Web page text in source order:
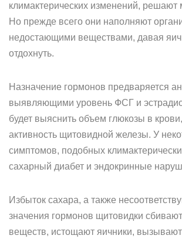
климактерических изменений, решают
Но прежде всего они наполняют
недостающими веществами, давая
отдохнуть.
Назначение гормонов предваряется
выявляющими уровень ФСГ и
будет выяснить объем глюкозы в
активность щитовидной железы. У
симптомов, подобных
сахарный диабет и эндокринные
Избыток сахара, а также
значения гормонов щитовидки
веществ, истощают яичники,